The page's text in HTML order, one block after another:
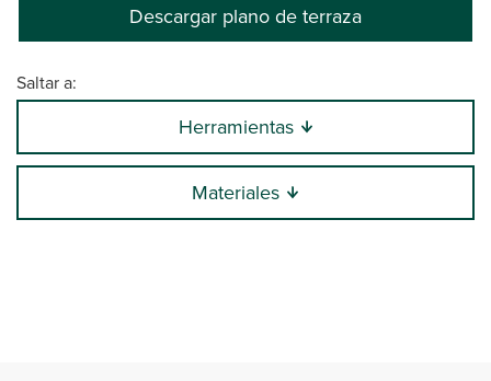
Descargar plano de terraza
Saltar a:
Herramientas
Materiales
0:00 / 7:04